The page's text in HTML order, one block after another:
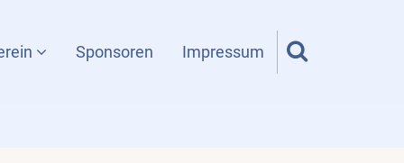
Sponsoren Impressum